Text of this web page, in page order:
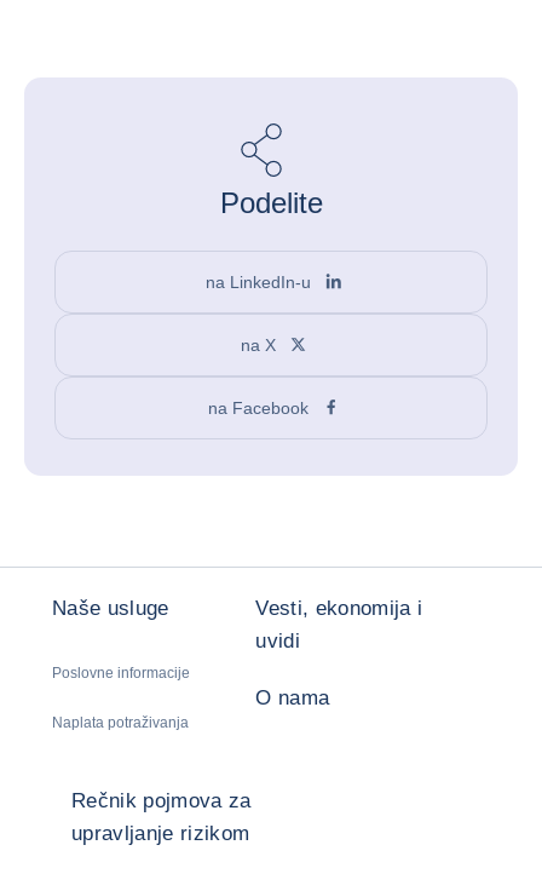
Podelite
na LinkedIn-u
na X
na Facebook
Naše usluge
Poslovne informacije
Naplata potraživanja
Vesti, ekonomija i
uvidi
O nama
Rečnik pojmova za
upravljanje rizikom